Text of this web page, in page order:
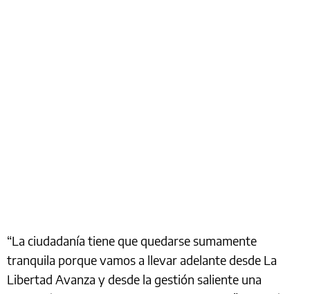
“La ciudadanía tiene que quedarse sumamente
tranquila porque vamos a llevar adelante desde La
Libertad Avanza y desde la gestión saliente una